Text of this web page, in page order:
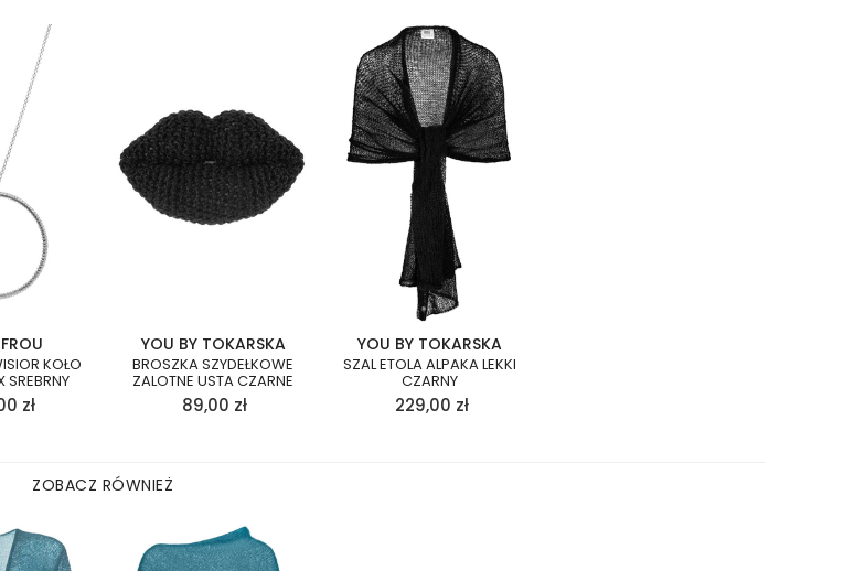
KOŁO
SREBRNY
zł
YOU BY TOKARSKA
BROSZKA SZYDEŁKOWE
ZALOTNE USTA CZARNE
89,00 zł
YOU BY TOKARSKA
SZAL ETOLA ALPAKA LEKKI
CZARNY
229,00 zł
ZOBACZ RÓWNIEŻ